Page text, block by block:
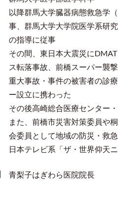
以降群馬大学臓器病態救急学
事、群馬大学大学院医学系研
の指導に従事
その間、東日本大震災に
ス転落事故、前橋スーパー襲
重大事故・事件の被害者の診
ー設立に携わった
その後高崎総合医療センター
また、前橋市災害対策委員や
会委員として地域の防災・救
日本テレビ系「ザ・世界仰天
青梨子はぎわら医院院長